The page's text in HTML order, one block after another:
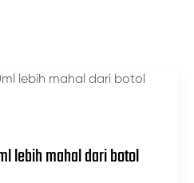
lebih mahal dari botol